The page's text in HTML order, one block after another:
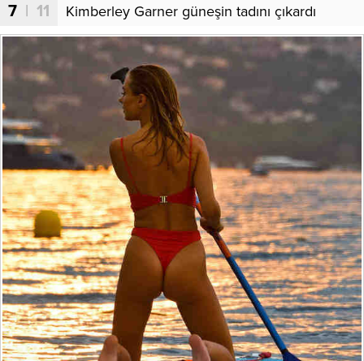
7 | 11 Kimberley Garner güneşin tadını çıkardı